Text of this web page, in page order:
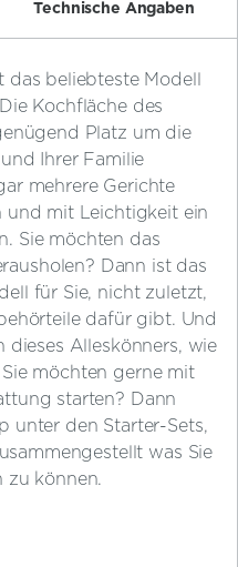
Technische Angaben
das beliebteste Modell
Kochfläche des
Platz um die
Ihrer Familie
mehrere Gerichte
mit Leichtigkeit ein
Sie möchten das
Dann ist das
für Sie, nicht zuletzt,
dafür gibt. Und
Alleskönners, wie
möchten gerne mit
starten? Dann
unter den Starter-Sets,
was Sie
zu können.